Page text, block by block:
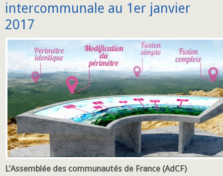
intercommunale au 1er janvier
2017
L’Assemblée des communautés de France (AdCF)